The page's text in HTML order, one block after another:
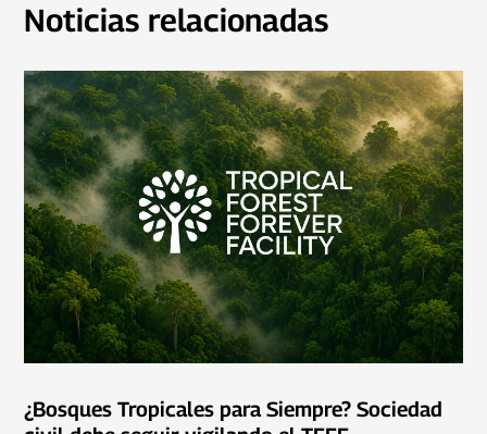
Noticias relacionadas
¿Bosques Tropicales para Siempre? Sociedad